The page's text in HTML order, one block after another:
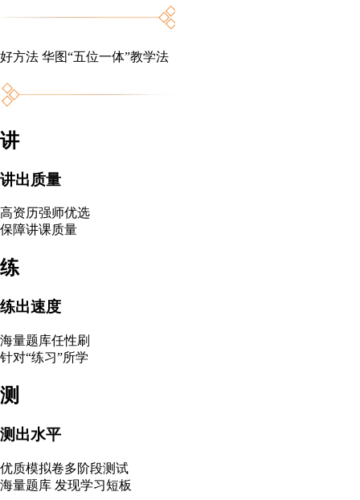
好方法 华图“五位一体”教学法
讲
讲出质量
高资历强师优选
保障讲课质量
练
练出速度
海量题库任性刷
针对“练习”所学
测
测出水平
优质模拟卷多阶段测试
海量题库 发现学习短板